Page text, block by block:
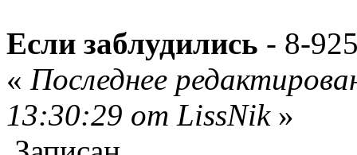
Если заблудились - 8-
« Последнее
13:30:29 от LissNik »